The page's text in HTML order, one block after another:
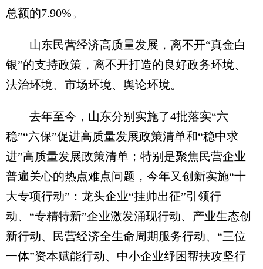
总额的7.90%。
山东民营经济高质量发展，离不开“真金白
银”的支持政策，离不开打造的良好政务环境、
法治环境、市场环境、舆论环境。
去年至今，山东分别实施了4批落实“六
稳”“六保”促进高质量发展政策清单和“稳中求
进”高质量发展政策清单；特别是聚焦民营企业
普遍关心的热点难点问题，今年又创新实施“十
大专项行动”：龙头企业“挂帅出征”引领行
动、“专精特新”企业激发涌现行动、产业生态创
新行动、民营经济全生命周期服务行动、“三位
一体”资本赋能行动、中小企业纾困帮扶攻坚行